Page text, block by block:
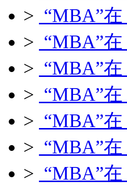
> “MBA”
> “MBA”
> “MBA”
> “MBA”
> “MBA”
> “MBA”
> “MBA”